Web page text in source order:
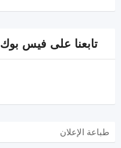
تابعنا على فيس بوك
طباعة الإعلان